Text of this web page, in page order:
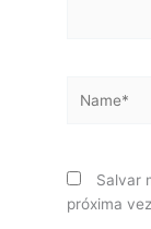
Salvar
próxima